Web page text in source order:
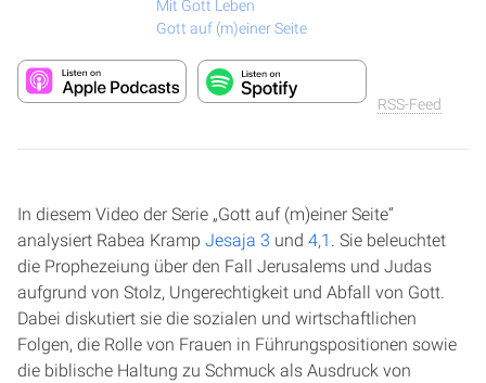
Mit Gott Leben
Gott auf (m)einer Seite
RSS-Feed
In diesem Video der Serie „Gott auf (m)einer Seite“
analysiert Rabea Kramp Jesaja 3 und 4,1 . Sie beleuchtet
die Prophezeiung über den Fall Jerusalems und Judas
aufgrund von Stolz, Ungerechtigkeit und Abfall von Gott.
Dabei diskutiert sie die sozialen und wirtschaftlichen
Folgen, die Rolle von Frauen in Führungspositionen sowie
die biblische Haltung zu Schmuck als Ausdruck von